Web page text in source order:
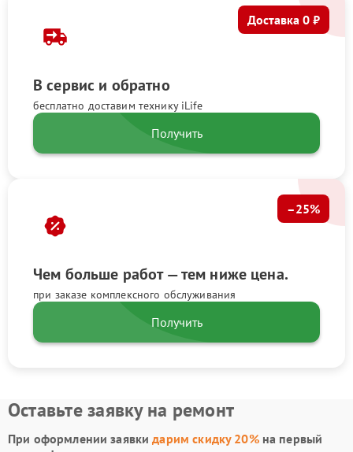
В сервис и обратно
бесплатно доставим технику iLife
Доставка 0 ₽
Получить
Чем больше работ — тем ниже цена.
при заказе комплексного обслуживания
–25%
Получить
Оставьте заявку на ремонт
При оформлении заявкидарим скидку 20%на первый